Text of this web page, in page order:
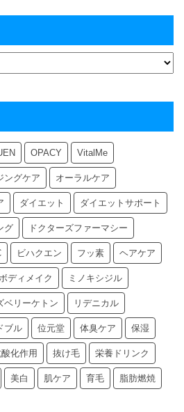
OPACY VitalMe
ングケア オーラルケア
ダイエット ダイエットサポート
グ ドクターズファーマシー
ビハクエン フッ素 ヘアケア
ディメイク ミノキシジル
ベリーケトン リデニカル
ブル 位元堂 体臭ケア 保湿
化作用 抜け毛 栄養ドリンク
美白 肌ケア 育毛 脂肪燃焼